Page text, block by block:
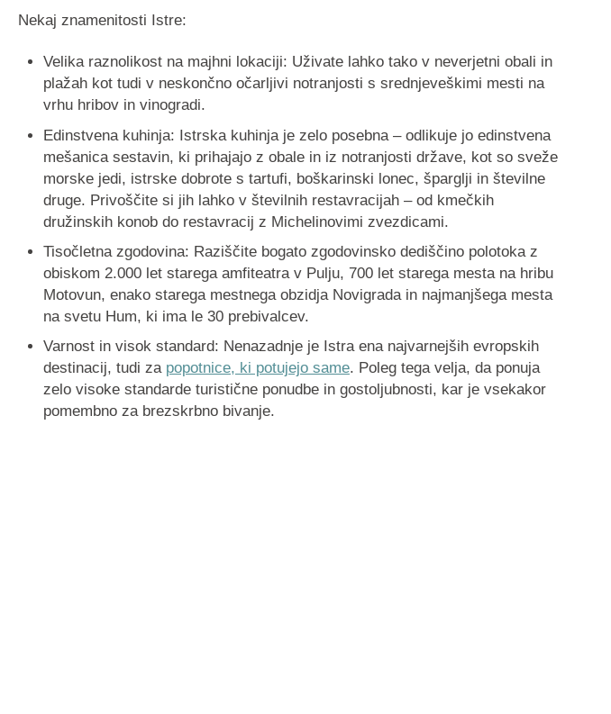
Nekaj znamenitosti Istre:
Velika raznolikost na majhni lokaciji: Uživate lahko tako v neverjetni obali in
plažah kot tudi v neskončno očarljivi notranjosti s srednjeveškimi mesti na
vrhu hribov in vinogradi.
Edinstvena kuhinja: Istrska kuhinja je zelo posebna – odlikuje jo edinstvena
mešanica sestavin, ki prihajajo z obale in iz notranjosti države, kot so sveže
morske jedi, istrske dobrote s tartufi, boškarinski lonec, šparglji in številne
druge. Privoščite si jih lahko v številnih restavracijah – od kmečkih
družinskih konob do restavracij z Michelinovimi zvezdicami.
Tisočletna zgodovina: Raziščite bogato zgodovinsko dediščino polotoka z
obiskom 2.000 let starega amfiteatra v Pulju, 700 let starega mesta na hribu
Motovun, enako starega mestnega obzidja Novigrada in najmanjšega mesta
na svetu Hum, ki ima le 30 prebivalcev.
Varnost in visok standard: Nenazadnje je Istra ena najvarnejših evropskih
destinacij, tudi za popotnice, ki potujejo same. Poleg tega velja, da ponuja
zelo visoke standarde turistične ponudbe in gostoljubnosti, kar je vsekakor
pomembno za brezskrbno bivanje.